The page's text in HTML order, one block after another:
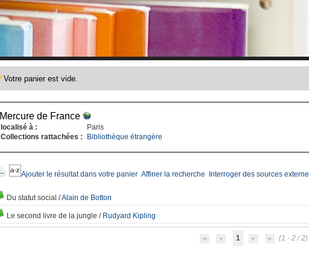
Mercure de France
localisé à :
Paris
Collections rattachées :
Bibliothèque étrangère
Ajouter le résultat dans votre panier Affiner la recherche Interroger des sources
Du statut social /Alain de Botton
Le second livre de la jungle / Rudyard Kipling
1 (1 - 2 / 2)